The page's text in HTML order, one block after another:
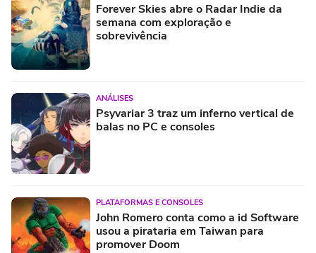
Forever Skies abre o Radar Indie da
semana com exploração e
sobrevivência
ANÁLISES
Psyvariar 3 traz um inferno vertical de
balas no PC e consoles
PLATAFORMAS E CONSOLES
John Romero conta como a id Software
usou a pirataria em Taiwan para
promover Doom